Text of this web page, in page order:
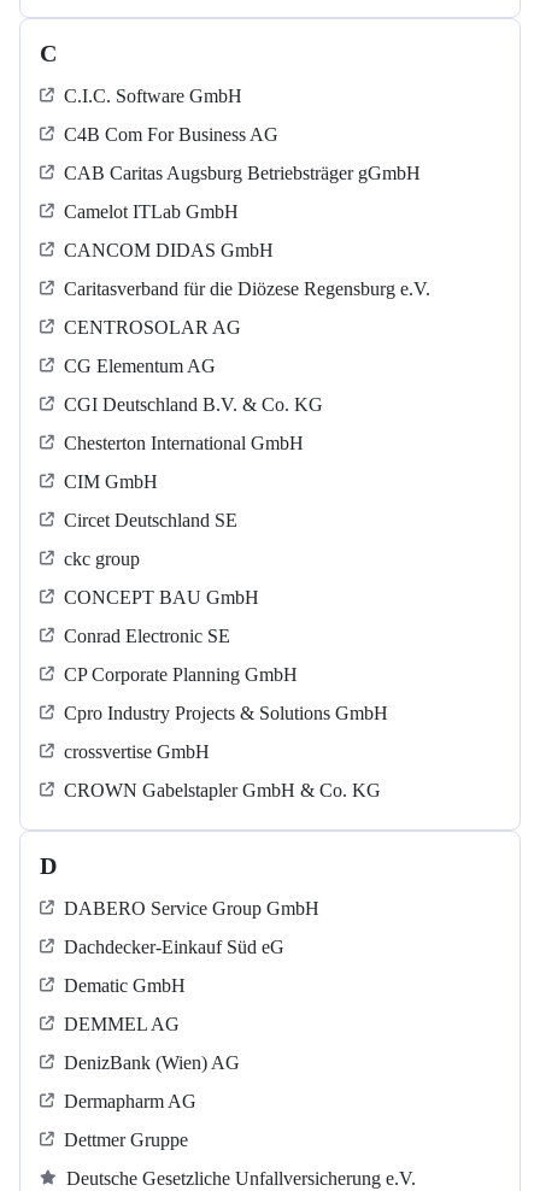
C
C.I.C. Software GmbH
C4B Com For Business AG
CAB Caritas Augsburg Betriebsträger gGmbH
Camelot ITLab GmbH
CANCOM DIDAS GmbH
Caritasverband für die Diözese Regensburg e.V.
CENTROSOLAR AG
CG Elementum AG
CGI Deutschland B.V. & Co. KG
Chesterton International GmbH
CIM GmbH
Circet Deutschland SE
ckc group
CONCEPT BAU GmbH
Conrad Electronic SE
CP Corporate Planning GmbH
Cpro Industry Projects & Solutions GmbH
crossvertise GmbH
CROWN Gabelstapler GmbH & Co. KG
D
DABERO Service Group GmbH
Dachdecker-Einkauf Süd eG
Dematic GmbH
DEMMEL AG
DenizBank (Wien) AG
Dermapharm AG
Dettmer Gruppe
Deutsche Gesetzliche Unfallversicherung e.V.